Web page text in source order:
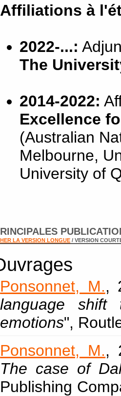
Affiliations à
2022-...:
The
2014-2022:
Excellence
(Australian
Melbourne,
University of
LA VERSION LONGUE / VERSION
Ponsonnet, M.,
language
emotions",
Ponsonnet, M.,
The case of
Publishing